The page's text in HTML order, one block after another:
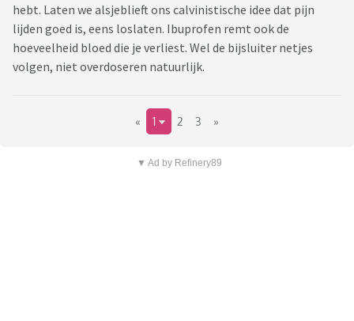
hebt. Laten we alsjeblieft ons calvinistische idee dat pijn
lijden goed is, eens loslaten. Ibuprofen remt ook de
hoeveelheid bloed die je verliest. Wel de bijsluiter netjes
volgen, niet overdoseren natuurlijk.
« 1 2 3 »
▼ Ad by Refinery89